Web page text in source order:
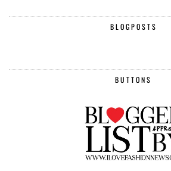
BLOGPOSTS
BUTTONS